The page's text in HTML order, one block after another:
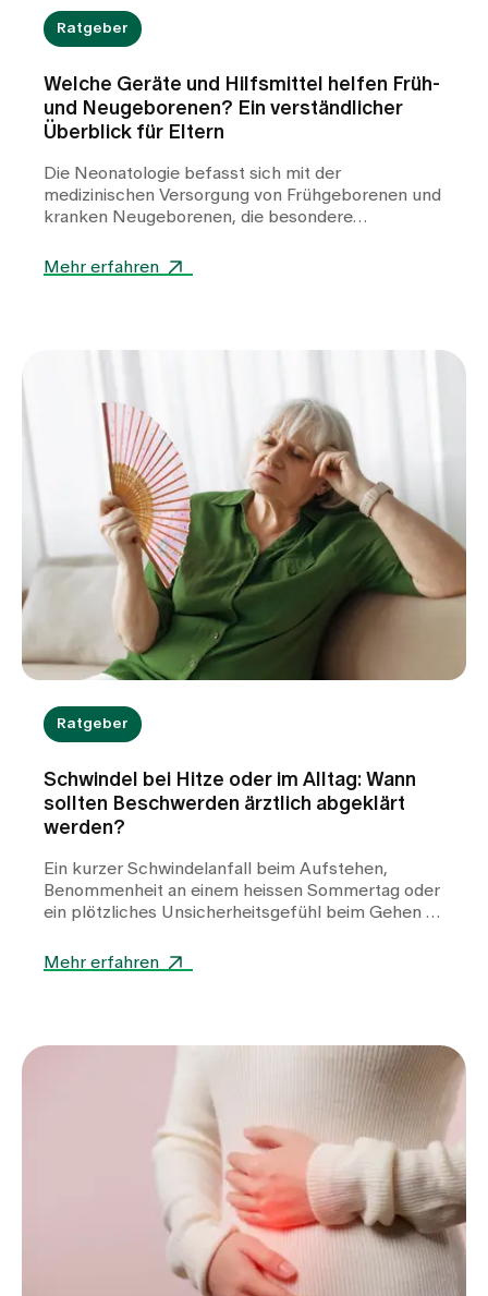
Ratgeber
Welche Geräte und Hilfsmittel helfen Früh-
und Neugeborenen? Ein verständlicher
Überblick für Eltern
Die Neonatologie befasst sich mit der
medizinischen Versorgung von Frühgeborenen und
kranken Neugeborenen, die besondere
Neonatologie am Spital Zollikerberg werden
lebenswichtige Funktionen zu stabilisieren, die
Start ins Leben zu ermöglichen.
Mehr erfahren
Ratgeber
Schwindel bei Hitze oder im Alltag: Wann
sollten Beschwerden ärztlich abgeklärt
werden?
Ein kurzer Schwindelanfall beim Aufstehen,
Benommenheit an einem heissen Sommertag oder
ein plötzliches Unsicherheitsgefühl beim Gehen –
Betroffene häufig verunsichern. Während Hitze
Ursachen dahinterstecken. Erfahren Sie, wann
Schwindel harmlos ist, welche Warnzeichen Sie
ernst nehmen sollten und wie wir Sie bei der
Abklärung unterstützen.
Mehr erfahren